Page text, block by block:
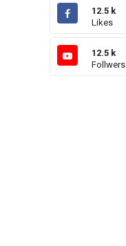
12.5 k
Likes
12.5 k
Follwers